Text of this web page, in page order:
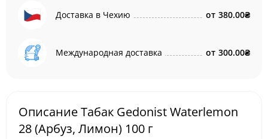
Доставка в Чехию от 380.00₴
Международная доставка от 300.00₴
Описание Табак Gedonist Waterlemon
28 (Арбуз, Лимон) 100 г